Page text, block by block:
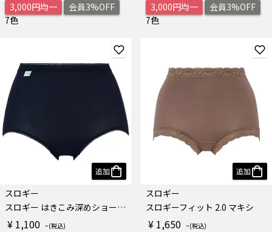
3,000円均一
会員3%OFF
7色
3,000円均一
会員3%OFF
7色
追加
スロギー
スロギー はきこみ深めショーツN
¥ 1,100
追加
スロギー
スロギーフィット 2.0 マキシ
¥ 1,650